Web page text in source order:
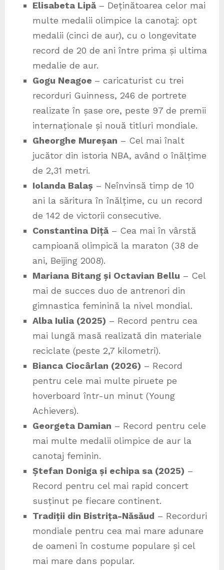
Elisabeta Lipă– Deținătoarea celor mai
multe medalii olimpice la canotaj: opt
medalii (cinci de aur), cu o longevitate
record de 20 de ani între prima și ultima
medalie de aur.
Gogu Neagoe – caricaturist cu trei
recorduri Guinness, 246 de portrete
realizate în șase ore, peste 97 de premii
internaționale și nouă titluri mondiale.
Gheorghe Mureșan – Cel mai înalt
jucător din istoria NBA, având o înălțime
de 2,31 metri.
Iolanda Balaș – Neînvinsă timp de 10
ani la săritura în înălțime, cu un record
de 142 de victorii consecutive.
Constantina Diță– Cea mai în vârstă
campioană olimpică la maraton (38 de
ani, Beijing 2008).
Mariana Bitang și Octavian Bellu – Cel
mai de succes duo de antrenori din
gimnastica feminină la nivel mondial.
Alba Iulia (2025) – Record pentru cea
mai lungă masă realizată din materiale
reciclate (peste 2,7 kilometri).
Bianca Ciocârlan (2026) – Record
pentru cele mai multe piruete pe
hoverboard într-un minut (Young
Achievers).
Georgeta Damian – Record pentru cele
mai multe medalii olimpice de aur la
canotaj feminin.
Ștefan Doniga și echipa sa (2025) –
Record pentru cel mai rapid concert
susținut pe fiecare continent.
Tradiții din Bistrița-Năsăud – Recorduri
mondiale pentru cea mai mare adunare
de oameni în costume populare și cel
mai mare dans popular.